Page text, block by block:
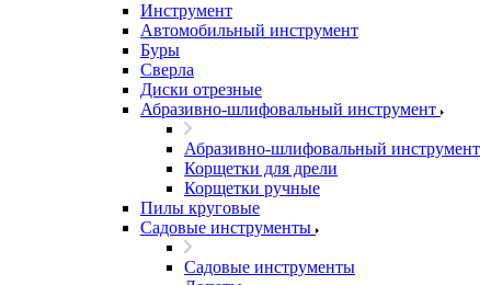
Инструмент
Автомобильный инструмент
Буры
Сверла
Диски отрезные
Абразивно-шлифовальный инструмент
Абразивно-шлифовальный инструмент
Корщетки для дрели
Корщетки ручные
Пилы круговые
Садовые инструменты
Садовые инструменты